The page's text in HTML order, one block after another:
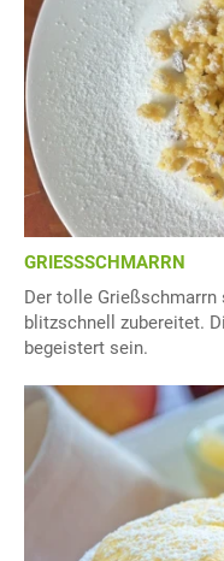
GRIESSSCHMARRN
Der tolle
blitzschnell zubereitet.
begeistert sein.